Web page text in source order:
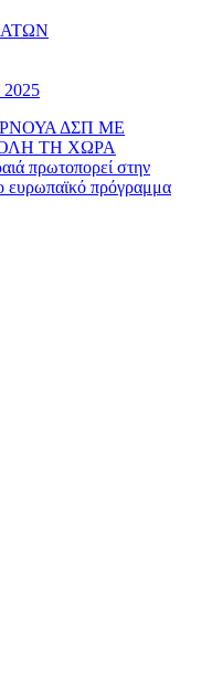
ΔΣΠ ΜΕ
ΤΗ ΧΩΡΑ
πρωτοπορεί στην
ευρωπαϊκό πρόγραμμα